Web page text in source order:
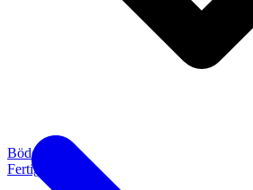
Böden
Fertigparkett